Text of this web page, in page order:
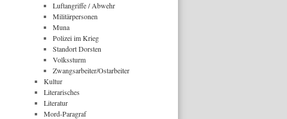
Luftangriffe / Abwehr
Militärpersonen
Muna
Polizei im Krieg
Standort Dorsten
Volkssturm
Zwangsarbeiter/Ostarbeiter
Kultur
Literarisches
Literatur
Mord-Paragraf